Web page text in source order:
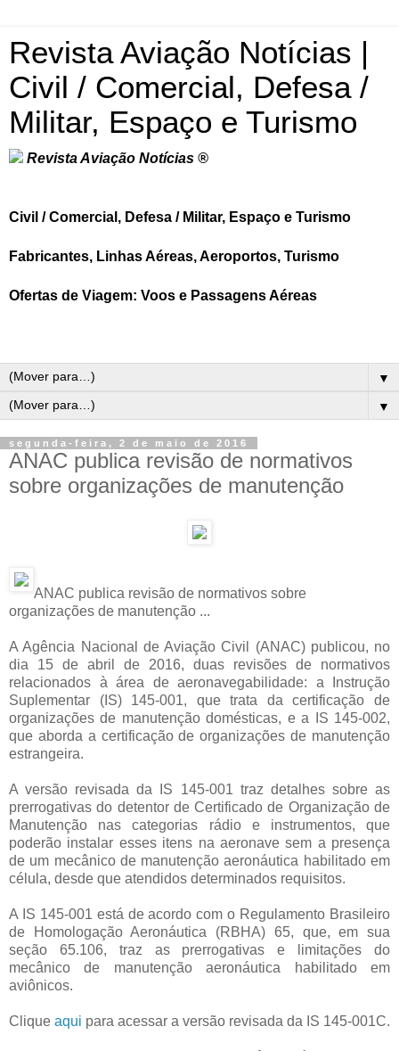
Revista Aviação Notícias |
Civil / Comercial, Defesa /
Militar, Espaço e Turismo
Revista Aviação Notícias ®
Civil / Comercial, Defesa / Militar, Espaço e Turismo
Fabricantes, Linhas Aéreas, Aeroportos, Turismo
Ofertas de Viagem: Voos e Passagens Aéreas
▼
▼
segunda-feira, 2 de maio de 2016
ANAC publica revisão de normativos
sobre organizações de manutenção
ANAC publica revisão de normativos sobre
organizações de manutenção ...
A Agência Nacional de Aviação Civil (ANAC) publicou, no
dia 15 de abril de 2016, duas revisões de normativos
relacionados à área de aeronavegabilidade: a Instrução
Suplementar (IS) 145-001, que trata da certificação de
organizações de manutenção domésticas, e a IS 145-002,
que aborda a certificação de organizações de manutenção
estrangeira.
A versão revisada da IS 145-001 traz detalhes sobre as
prerrogativas do detentor de Certificado de Organização de
Manutenção nas categorias rádio e instrumentos, que
poderão instalar esses itens na aeronave sem a presença
de um mecânico de manutenção aeronáutica habilitado em
célula, desde que atendidos determinados requisitos.
A IS 145-001 está de acordo com o Regulamento Brasileiro
de Homologação Aeronáutica (RBHA) 65, que, em sua
seção 65.106, traz as prerrogativas e limitações do
mecânico de manutenção aeronáutica habilitado em
aviônicos.
Clique aqui para acessar a versão revisada da IS 145-001C.